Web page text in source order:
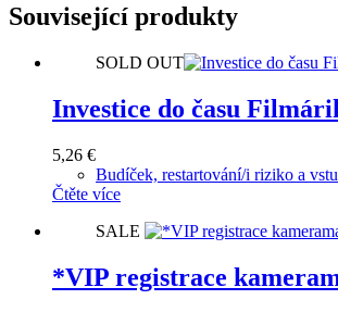
Související produkty
SOLD OUT
Investice do času
5,26 €
Budíček, restartování/i riziko a
Čtěte více
SALE
*VIP registrace